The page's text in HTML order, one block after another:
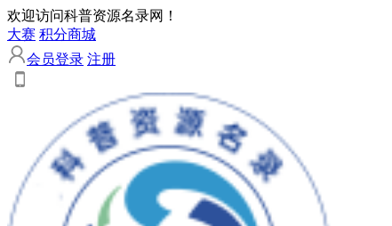
欢迎访问科普资源名录网！
大赛 积分商城
会员登录 注册